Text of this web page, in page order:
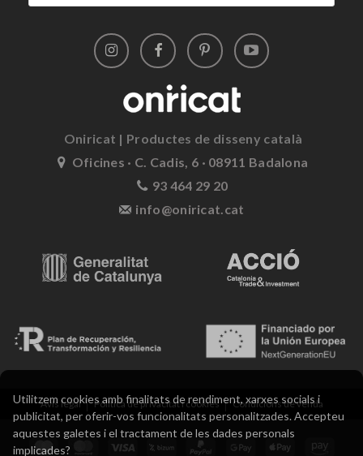
Oniricat | Productes de disseny català
Oficines · C. Cadis, 6 · 08911 Badalona
93 464 29 20
info@oniricat.cat
Avís legal Política de privacitat i cookies Condicions de venda
Utilitzem cookies amb finalitats de rendiment, xarxes socials i
publicitat, per oferir-vos funcionalitats personalitzades. Accepteu
aquestes galetes i el tractament de les dades personals
implicades?